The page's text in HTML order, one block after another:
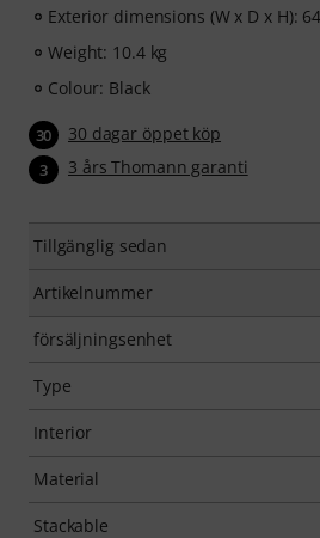
Exterior dimensions (W x D x H):
Weight: 10.4 kg
Colour: Black
30 30 dagar öppet köp
3 3 års Thomann garanti
Tillgänglig sedan
Artikelnummer
försäljningsenhet
Type
Interior
Material
Stackable